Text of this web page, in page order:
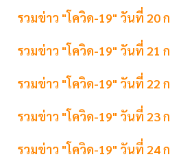
รวมข่าว "โควิด-19" วันที่ 20
รวมข่าว "โควิด-19" วันที่ 21
รวมข่าว "โควิด-19" วันที่ 22
รวมข่าว "โควิด-19" วันที่ 23
รวมข่าว "โควิด-19" วันที่ 24